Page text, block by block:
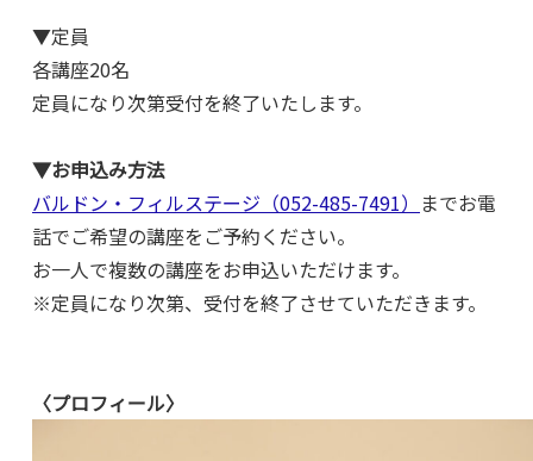
▼定員
各講座20名
定員になり次第受付を終了いたします。
▼お申込み方法
バルドン・フィルステージ（052-485-7491） までお電
話でご希望の講座をご予約ください。
お一人で複数の講座をお申込いただけます。
※定員になり次第、受付を終了させていただきます。
〈プロフィール〉